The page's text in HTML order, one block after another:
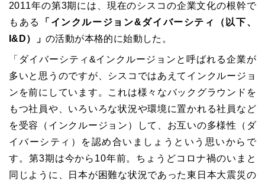
2011年の第3期には、現在のシスコの企業文化の根幹で
もある
「インクルージョン&ダイバーシティ（以下、
I&D）」 の活動が本格的に始動した。
「ダイバーシティ&インクルージョンと呼ばれる企業が
多いと思うのですが、シスコではあえてインクルージョ
ンを前にしています。これは様々なバックグラウンドを
もつ社員や、いろいろな状況や環境に置かれる社員など
を受容（インクルージョン）して、お互いの多様性（ダ
イバーシティ）を認め合いましょうという思いからで
す。第3期は今から10年前。ちょうどコロナ禍のいまと
同じように、日本が困難な状況であった東日本大震災の